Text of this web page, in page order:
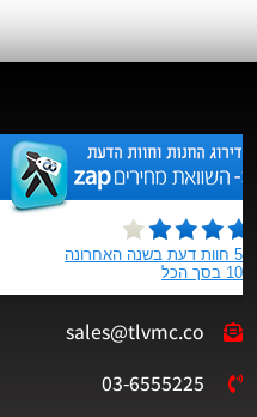
sales@tlvmc.co
03-6555225